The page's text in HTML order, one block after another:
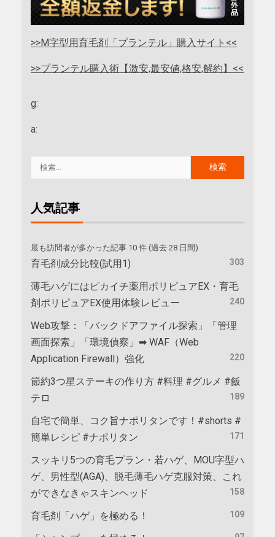
>>M字型用育毛剤「プランテル」購入サイト<<
>>プランテル購入術【激安,最安値,格安,解約】<<
g:
a:
人気記事
最も訪問者が多かった記事 10 件 (過去 28 日間)
育毛剤成分比較(試用1) 303
薄毛ハゲにはピカイチ薬用ポリピュアEX・育毛
剤ポリピュアEX使用体験レビュー
240
Web攻撃：「バックドアファイル探索」「管理
画面探索」「環境偵察」➡ WAF（Web
Application Firewall）強化
220
節約3つ星ステーキの作り方 #料理 #グルメ #飯
テロ
189
自宅で簡単、コク旨ナポリタンです！#shorts #
簡単レシピ #ナポリタン
171
スッキリ5つの育毛プラン・若ハゲ、MOU字型ハ
ゲ、男性型(AGA)、脱毛薄毛ハゲ克服対策、これ
ができなきゃスキンヘッド
158
育毛剤「ハゲ」を極める！ 109